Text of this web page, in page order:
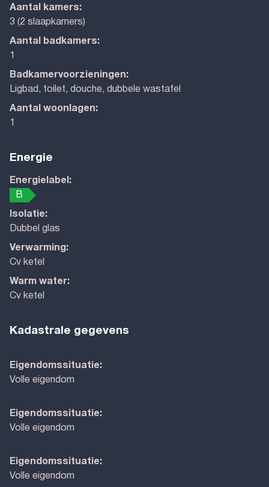
Aantal kamers:
3 (2 slaapkamers)
Aantal badkamers:
1
Badkamervoorzieningen:
Ligbad, toilet, douche, dubbele wastafel
Aantal woonlagen:
1
Energie
Energielabel:
B
Isolatie:
Dubbel glas
Verwarming:
Cv ketel
Warm water:
Cv ketel
Kadastrale gegevens
Eigendomssituatie:
Volle eigendom
Eigendomssituatie:
Volle eigendom
Eigendomssituatie:
Volle eigendom